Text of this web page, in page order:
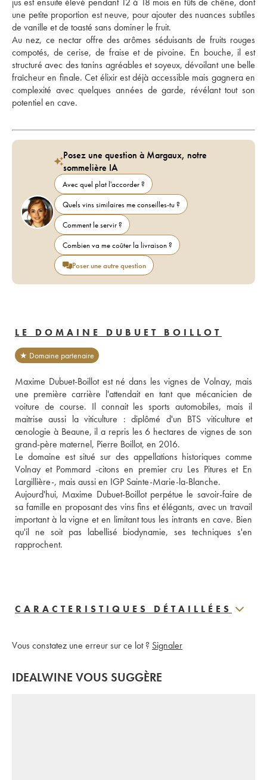
une petite proportion est neuve, pour ajouter des nuances subtiles
de vanille et de toasté sans dominer le fruit.
Au nez, ce nectar offre des arômes séduisants de fruits rouges
compotés, de cerise, de fraise et de pivoine. En bouche, il est
structuré avec des tanins agréables et soyeux, dévoilant une belle
fraîcheur en finale. Cet élixir est déjà accessible mais gagnera en
complexité avec quelques années de garde, révélant tout son
potentiel en cave.
Posez une question à Margaux, notre
sommelière IA
Avec quel plat l'accorder ?
Quels vins similaires me conseilles-tu ?
Comment le servir ?
Combien va me coûter la livraison ?
Poser une autre question
LE DOMAINE DUBUET BOILLOT
★ Domaine partenaire
Maxime Dubuet-Boillot est né dans les vignes de Volnay, mais
une première carrière l'attendait en tant que mécanicien de
voiture de course. Il connait les sports automobiles, mais il
maitrise aussi la viticulture : diplômé d'un BTS viticulture et
œnologie à Beaune, il a repris les 6 hectares de vignes de son
grand-père maternel, Pierre Boillot, en 2016.
Le domaine est situé sur des appellations historiques comme
Volnay et Pommard -citons en premier cru Les Pitures et En
Largillière-, mais aussi en IGP Sainte-Marie-la-Blanche.
Aujourd'hui, Maxime Dubuet-Boillot perpétue le savoir-faire de
sa famille en proposant des vins fins et élégants, avec un travail
important à la vigne et en limitant tous les intrants en cave. Bien
qu'il ne soit pas labellisé biodynamie, ses techniques s'en
rapprochent.
CARACTERISTIQUES DÉTAILLÉES
Vous constatez une erreur sur ce lot ? Signaler
IDEALWINE VOUS SUGGÈRE